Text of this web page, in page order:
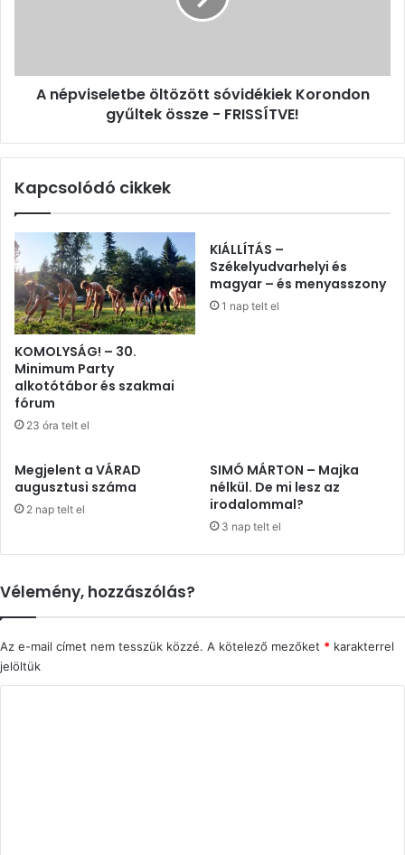
FRISSÍTVE!
A népviseletbe öltözött sóvidékiek Korondon
gyűltek össze - FRISSÍTVE!
Kapcsolódó cikkek
KOMOLYSÁG! – 30.
Minimum Party
alkotótábor és szakmai
fórum
23 óra telt el
KIÁLLÍTÁS –
Székelyudvarhelyi és
magyar – és menyasszony
1 nap telt el
Megjelent a VÁRAD
augusztusi száma
2 nap telt el
SIMÓ MÁRTON – Majka
nélkül. De mi lesz az
irodalommal?
3 nap telt el
Vélemény, hozzászólás?
Az e-mail címet nem tesszük közzé. A kötelező mezőket * karakterrel
jelöltük